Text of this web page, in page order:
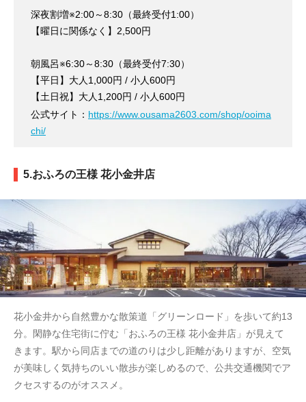
深夜割増※2:00～8:30（最終受付1:00）
【曜日に関係なく】2,500円
朝風呂※6:30～8:30（最終受付7:30）
【平日】大人1,000円 / 小人600円
【土日祝】大人1,200円 / 小人600円
公式サイト： https://www.ousama2603.com/shop/ooima
chi/
5.おふろの王様 花小金井店
花小金井から自然豊かな散策道「グリーンロード」を歩いて約13
分。閑静な住宅街に佇む「おふろの王様 花小金井店」が見えて
きます。駅から同店までの道のりは少し距離がありますが、空気
が美味しく気持ちのいい散歩が楽しめるので、公共交通機関でア
クセスするのがオススメ。